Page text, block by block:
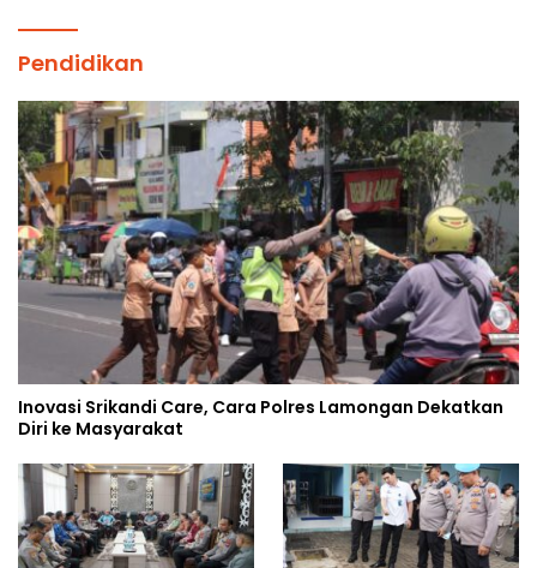
Pendidikan
Inovasi Srikandi Care, Cara Polres Lamongan Dekatkan
Diri ke Masyarakat